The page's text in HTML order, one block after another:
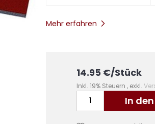
Mehr erfahren
14.95 €/Stück
Inkl. 19% Steuern , exkl.
In